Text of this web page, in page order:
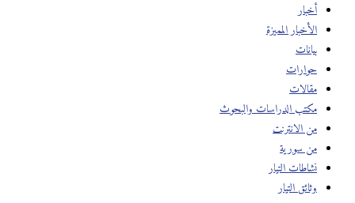
أخبار
الأخبار المميزة
بيانات
حوارات
مقالات
مكتب الدراسات والبحوث
من الانترنت
من سورية
نشاطات التيار
وثائق التيار